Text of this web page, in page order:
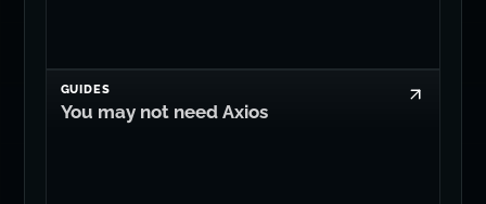
GUIDES
You may not need Axios